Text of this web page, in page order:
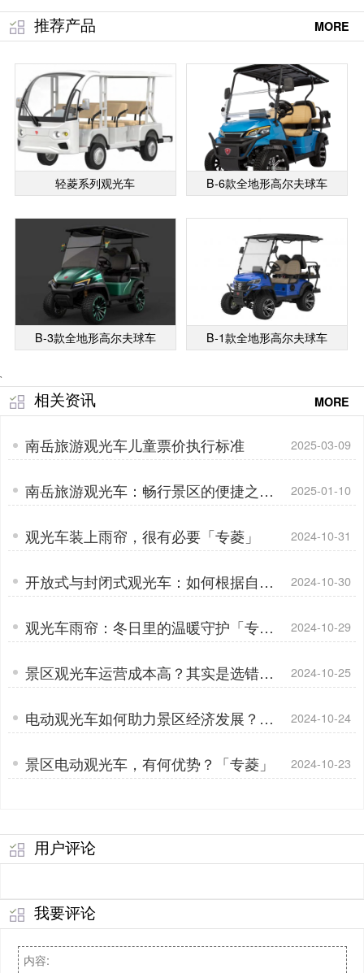
推荐产品 MORE
轻菱系列观光车 B-6款全地形高尔夫球车
B-3款全地形高尔夫球车 B-1款全地形高尔夫球车
`
相关资讯 MORE
南岳旅游观光车儿童票价执行标准 2025-03-09
南岳旅游观光车：畅行景区的便捷之选
「专菱」
2025-01-10
观光车装上雨帘，很有必要「专菱」 2024-10-31
开放式与封闭式观光车：如何根据自身
情况做出正确选择「专菱」
2024-10-30
观光车雨帘：冬日里的温暖守护「专
菱」
2024-10-29
景区观光车运营成本高？其实是选错车
了「专菱」
2024-10-25
电动观光车如何助力景区经济发展？用
数据说话「专菱」
2024-10-24
景区电动观光车，有何优势？「专菱」 2024-10-23
用户评论
我要评论